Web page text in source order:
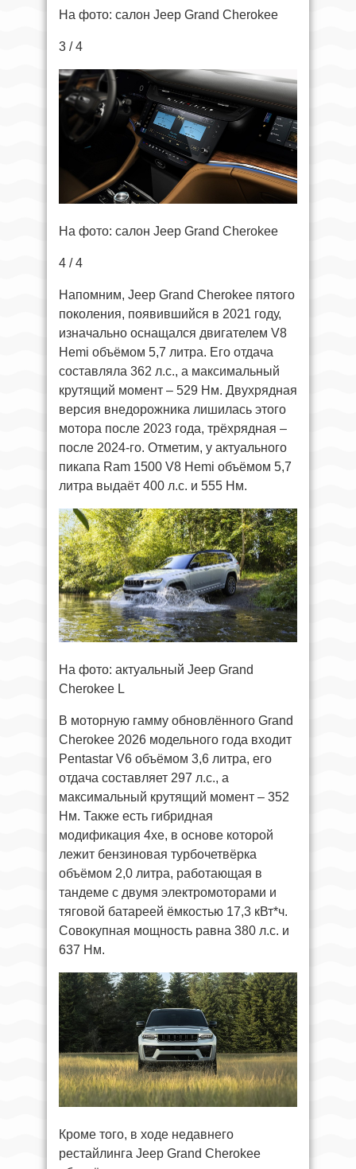
На фото: салон Jeep Grand Cherokee
3 / 4
На фото: салон Jeep Grand Cherokee
4 / 4
Напомним, Jeep Grand Cherokee пятого
поколения, появившийся в 2021 году,
изначально оснащался двигателем V8
Hemi объёмом 5,7 литра. Его отдача
составляла 362 л.с., а максимальный
крутящий момент – 529 Нм. Двухрядная
версия внедорожника лишилась этого
мотора после 2023 года, трёхрядная –
после 2024-го. Отметим, у актуального
пикапа Ram 1500 V8 Hemi объёмом 5,7
литра выдаёт 400 л.с. и 555 Нм.
На фото: актуальный Jeep Grand
Cherokee L
В моторную гамму обновлённого Grand
Cherokee 2026 модельного года входит
Pentastar V6 объёмом 3,6 литра, его
отдача составляет 297 л.с., а
максимальный крутящий момент – 352
Нм. Также есть гибридная
модификация 4xe, в основе которой
лежит бензиновая турбочетвёрка
объёмом 2,0 литра, работающая в
тандеме с двумя электромоторами и
тяговой батареей ёмкостью 17,3 кВт*ч.
Совокупная мощность равна 380 л.с. и
637 Нм.
Кроме того, в ходе недавнего
рестайлинга Jeep Grand Cherokee